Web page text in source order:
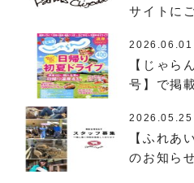
サイトに
2026.06.01
【じゃら
号】で掲
2026.05.25
【ふれあ
のお知らせ